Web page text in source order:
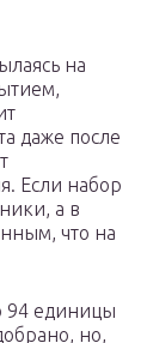
на
даже после
Если набор
а в
что на
94 единицы
но,